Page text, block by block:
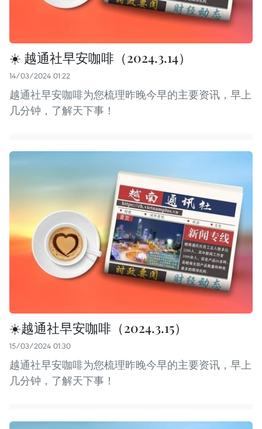
☀️ 越通社早安咖啡（2024.3.14）
14/03/2024 01:22
越通社早安咖啡为您梳理昨晚今早的主要资讯，早上
几分钟，了解天下事！
☀️越通社早安咖啡（2024.3.15）
15/03/2024 01:30
越通社早安咖啡为您梳理昨晚今早的主要资讯，早上
几分钟，了解天下事！